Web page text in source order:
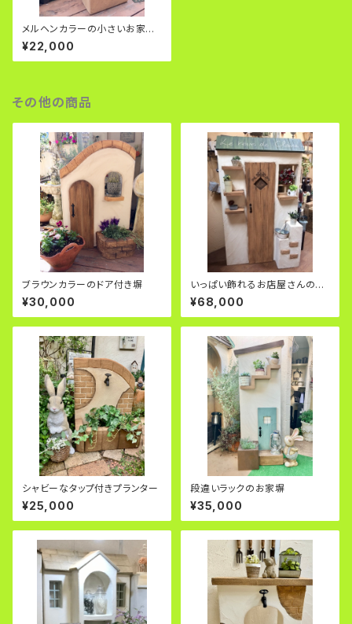
メルヘンカラーの小さいお家型
塀
¥22,000
その他の商品
ブラウンカラーのドア付き塀
¥30,000
いっぱい飾れるお店屋さんのよ
うな塀
¥68,000
シャビーなタップ付きプランター
¥25,000
段違いラックのお家塀
¥35,000